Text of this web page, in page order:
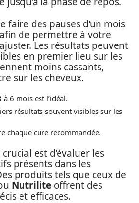
faire des pauses d’un mois
de permettre à votre
Les résultats peuvent
en premier lieu sur les
moins cassants,
sur les cheveux.
à 6 mois est l’idéal.
résultats souvent visibles sur les
chaque cure recommandée.
est d’évaluer les
présents dans les
produits tels que ceux de
Nutrilite offrent des
et efficaces.